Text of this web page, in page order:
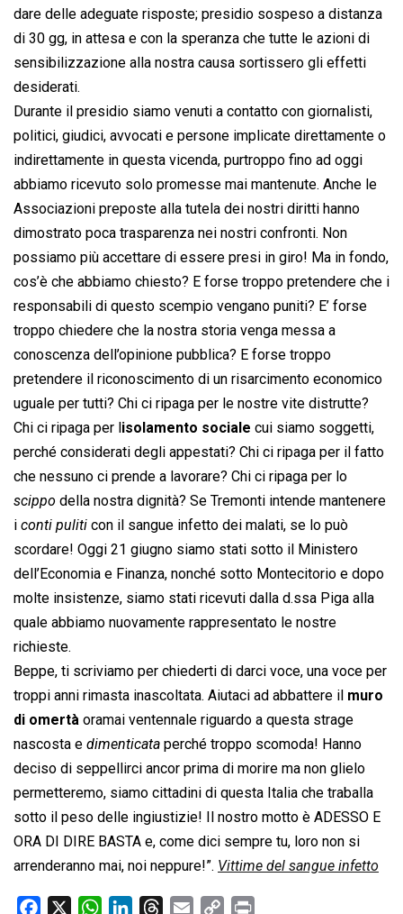
dare delle adeguate risposte; presidio sospeso a distanza
di 30 gg, in attesa e con la speranza che tutte le azioni di
sensibilizzazione alla nostra causa sortissero gli effetti
desiderati.
Durante il presidio siamo venuti a contatto con giornalisti,
politici, giudici, avvocati e persone implicate direttamente o
indirettamente in questa vicenda, purtroppo fino ad oggi
abbiamo ricevuto solo promesse mai mantenute. Anche le
Associazioni preposte alla tutela dei nostri diritti hanno
dimostrato poca trasparenza nei nostri confronti. Non
possiamo più accettare di essere presi in giro! Ma in fondo,
cos’è che abbiamo chiesto? E forse troppo pretendere che i
responsabili di questo scempio vengano puniti? E’ forse
troppo chiedere che la nostra storia venga messa a
conoscenza dell’opinione pubblica? E forse troppo
pretendere il riconoscimento di un risarcimento economico
uguale per tutti? Chi ci ripaga per le nostre vite distrutte?
Chi ci ripaga per l isolamento sociale cui siamo soggetti,
perché considerati degli appestati? Chi ci ripaga per il fatto
che nessuno ci prende a lavorare? Chi ci ripaga per lo
scippo  della nostra dignità? Se Tremonti intende mantenere
i  conti puliti  con il sangue infetto dei malati, se lo può
scordare! Oggi 21 giugno siamo stati sotto il Ministero
dell’Economia e Finanza, nonché sotto Montecitorio e dopo
molte insistenze, siamo stati ricevuti dalla d.ssa Piga alla
quale abbiamo nuovamente rappresentato le nostre
richieste.
Beppe, ti scriviamo per chiederti di darci voce, una voce per
troppi anni rimasta inascoltata. Aiutaci ad abbattere il muro
di omertà oramai ventennale riguardo a questa strage
nascosta e  dimenticata  perché troppo scomoda! Hanno
deciso di seppellirci ancor prima di morire ma non glielo
permetteremo, siamo cittadini di questa Italia che traballa
sotto il peso delle ingiustizie! Il nostro motto è ADESSO E
ORA DI DIRE BASTA e, come dici sempre tu, loro non si
arrenderanno mai, noi neppure!”. Vittime del sangue infetto
W